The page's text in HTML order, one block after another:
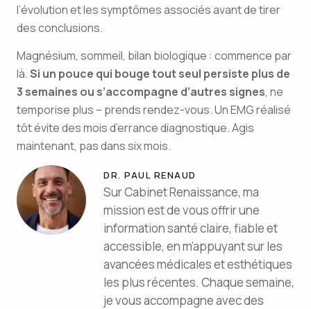
l’évolution et les symptômes associés avant de tirer
des conclusions.
Magnésium, sommeil, bilan biologique : commence par
là.Si un pouce qui bouge tout seul persiste plus de
3 semaines ou s’accompagne d’autres signes, ne
temporise plus – prends rendez-vous. Un EMG réalisé
tôt évite des mois d’errance diagnostique. Agis
maintenant, pas dans six mois.
DR. PAUL RENAUD
Sur Cabinet Renaissance, ma
mission est de vous offrir une
information santé claire, fiable et
accessible, en m’appuyant sur les
avancées médicales et esthétiques
les plus récentes. Chaque semaine,
je vous accompagne avec des